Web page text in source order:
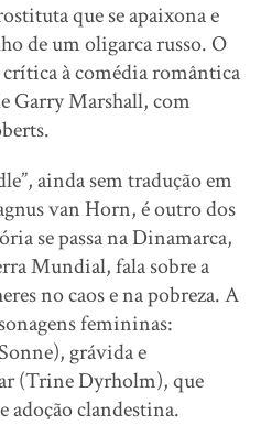
que se apaixona e
de um oligarca russo. O
à comédia romântica
Garry Marshall, com
ainda sem tradução em
van Horn, é outro dos
se passa na Dinamarca,
Mundial, fala sobre a
no caos e na pobreza. A
femininas:
grávida e
(Trine Dyrholm), que
adoção clandestina.